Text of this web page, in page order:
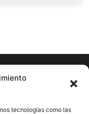
tecnologías como las
web realizado por